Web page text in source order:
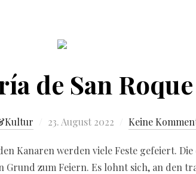
de San Roque
23. August 2022 Keine
Kanaren werden viele Feste gefeiert.
zum Feiern. Es lohnt sich, an den